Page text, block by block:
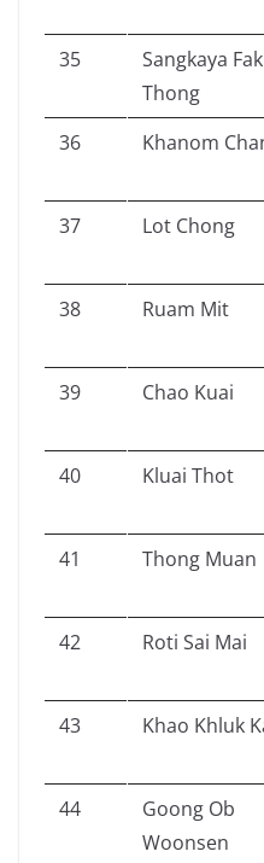
35
Sangkaya Fak
Thong
36
Khanom
37
Lot Chong
38
Ruam Mit
39
Chao Kuai
40
Kluai Thot
41
Thong Muan
42
Roti Sai Mai
43
Khao Khluk
44
Goong Ob
Woonsen